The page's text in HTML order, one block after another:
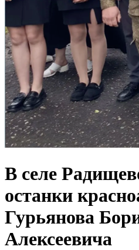
В селе
останки
Гурьянова
Алексеевича